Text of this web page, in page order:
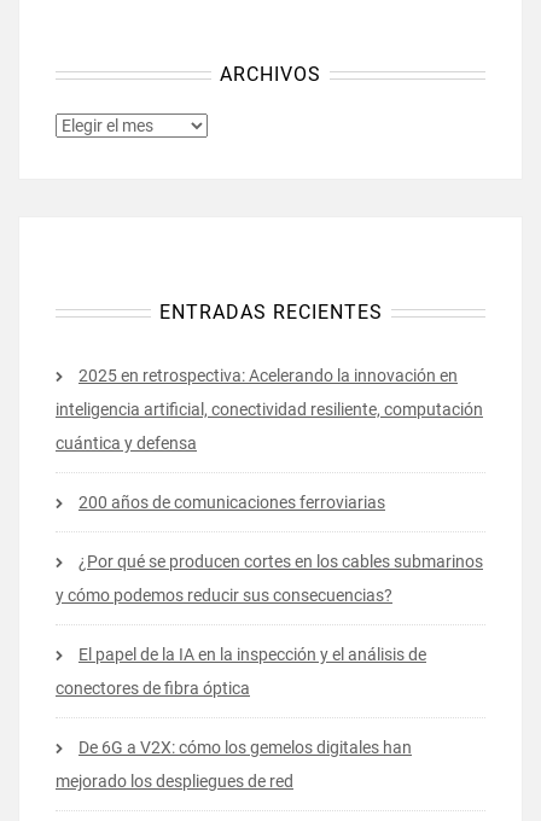
ARCHIVOS
ARCHIVOS
ENTRADAS RECIENTES
2025 en retrospectiva: Acelerando la innovación en
inteligencia artificial, conectividad resiliente, computación
cuántica y defensa
200 años de comunicaciones ferroviarias
¿Por qué se producen cortes en los cables submarinos
y cómo podemos reducir sus consecuencias?
El papel de la IA en la inspección y el análisis de
conectores de fibra óptica
De 6G a V2X: cómo los gemelos digitales han
mejorado los despliegues de red